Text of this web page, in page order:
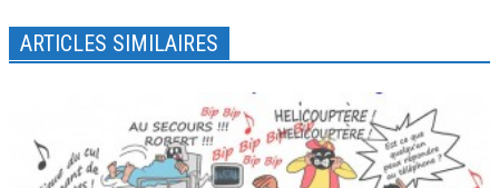
ARTICLES SIMILAIRES